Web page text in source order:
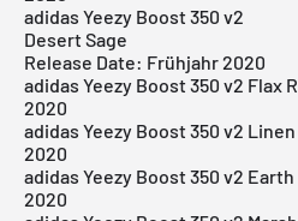
adidas Yeezy Boost 350 v2
Desert Sage
Release Date: Frühjahr 2020
adidas Yeezy Boost 350 v2 Flax
2020
adidas Yeezy Boost 350 v2
2020
adidas Yeezy Boost 350 v2
2020